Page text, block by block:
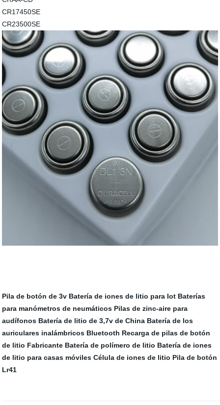
CR17450SE
CR23500SE
Pila de botón de 3v Batería de iones de litio para Iot Baterías
para manómetros de neumáticos Pilas de zinc-aire para
audífonos Batería de litio de 3,7v de China Batería de los
auriculares inalámbricos Bluetooth Recarga de pilas de botón
de litio Fabricante Batería de polímero de litio Batería de iones
de litio para casas móviles Célula de iones de litio Pila de botón
Lr41